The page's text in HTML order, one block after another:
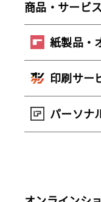
商品・サービ
紙製品・
印刷サー
パーソナ